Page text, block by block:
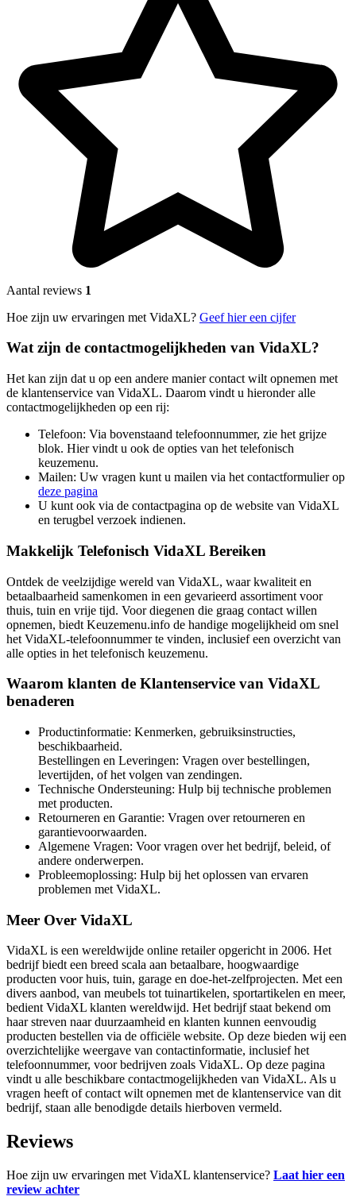
Aantal reviews 1
Hoe zijn uw ervaringen met VidaXL? Geef hier een cijfer
Wat zijn de contactmogelijkheden van VidaXL?
Het kan zijn dat u op een andere manier contact wilt opnemen met
de klantenservice van VidaXL. Daarom vindt u hieronder alle
contactmogelijkheden op een rij:
Telefoon: Via bovenstaand telefoonnummer, zie het grijze
blok. Hier vindt u ook de opties van het telefonisch
keuzemenu.
Mailen: Uw vragen kunt u mailen via het contactformulier op
deze pagina
U kunt ook via de contactpagina op de website van VidaXL
en terugbel verzoek indienen.
Makkelijk Telefonisch VidaXL Bereiken
Ontdek de veelzijdige wereld van VidaXL, waar kwaliteit en
betaalbaarheid samenkomen in een gevarieerd assortiment voor
thuis, tuin en vrije tijd. Voor diegenen die graag contact willen
opnemen, biedt Keuzemenu.info de handige mogelijkheid om snel
het VidaXL-telefoonnummer te vinden, inclusief een overzicht van
alle opties in het telefonisch keuzemenu.
Waarom klanten de Klantenservice van VidaXL
benaderen
Productinformatie: Kenmerken, gebruiksinstructies,
beschikbaarheid.
Bestellingen en Leveringen: Vragen over bestellingen,
levertijden, of het volgen van zendingen.
Technische Ondersteuning: Hulp bij technische problemen
met producten.
Retourneren en Garantie: Vragen over retourneren en
garantievoorwaarden.
Algemene Vragen: Voor vragen over het bedrijf, beleid, of
andere onderwerpen.
Probleemoplossing: Hulp bij het oplossen van ervaren
problemen met VidaXL.
Meer Over VidaXL
VidaXL is een wereldwijde online retailer opgericht in 2006. Het
bedrijf biedt een breed scala aan betaalbare, hoogwaardige
producten voor huis, tuin, garage en doe-het-zelfprojecten. Met een
divers aanbod, van meubels tot tuinartikelen, sportartikelen en meer,
bedient VidaXL klanten wereldwijd. Het bedrijf staat bekend om
haar streven naar duurzaamheid en klanten kunnen eenvoudig
producten bestellen via de officiële website. Op deze bieden wij een
overzichtelijke weergave van contactinformatie, inclusief het
telefoonnummer, voor bedrijven zoals VidaXL. Op deze pagina
vindt u alle beschikbare contactmogelijkheden van VidaXL. Als u
vragen heeft of contact wilt opnemen met de klantenservice van dit
bedrijf, staan alle benodigde details hierboven vermeld.
Reviews
Hoe zijn uw ervaringen met VidaXL klantenservice? Laat hier een
review achter